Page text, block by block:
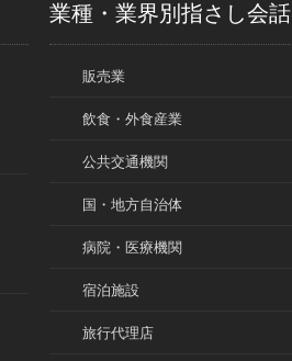
業種・業界別指さし会話
販売業
飲食・外食産業
公共交通機関
国・地方自治体
病院・医療機関
宿泊施設
旅行代理店